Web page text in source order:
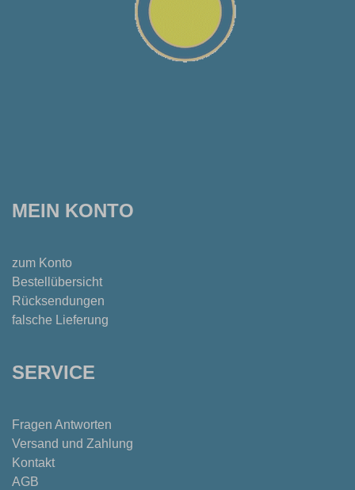
MEIN KONTO
zum Konto
Bestellübersicht
Rücksendungen
falsche Lieferung
SERVICE
Fragen Antworten
Versand und Zahlung
Kontakt
AGB